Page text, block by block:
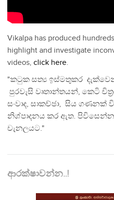
Vikalpa has produced
highlight and investigate
videos, click here.
"කටුක සත්‍ය ඉස්මතුකර
පුරවැසි වෘතාන්තයන්, කෙටි
සංවාද, සාකච්ඡා, සිය ගණනක්
නිශ්පාදනය කර ඇත.
චැනලයට."
ආරක්ෂාවන්න..!